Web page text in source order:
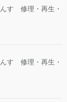
す 修理・再生・
す 修理・再生・